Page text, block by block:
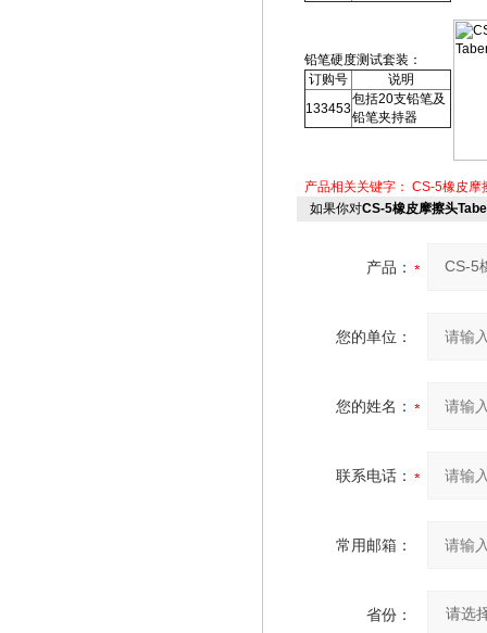
铅笔硬度测试套装：
订购号
说明
133453
包括20支铅笔及
铅笔夹持器
产品相关关键字： CS-5橡皮摩
如果你对CS-5橡皮摩擦头
产品：
您的单位：
您的姓名：
联系电话：
常用邮箱：
省份：